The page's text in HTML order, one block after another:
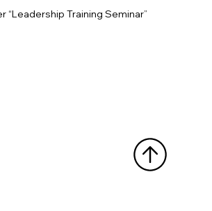
“Leadership Training Seminar”